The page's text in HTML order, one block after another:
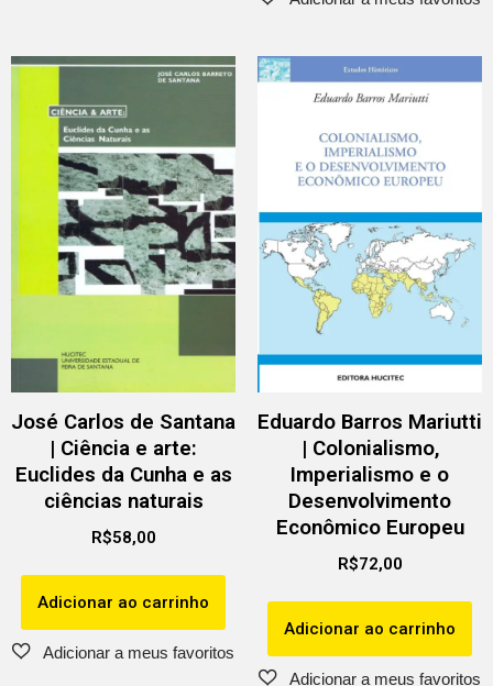
José Carlos de Santana
| Ciência e arte:
Euclides da Cunha e as
ciências naturais
R$58,00
Adicionar ao carrinho
Eduardo Barros Mariutti
| Colonialismo,
Imperialismo e o
Desenvolvimento
Econômico Europeu
R$72,00
Adicionar ao carrinho